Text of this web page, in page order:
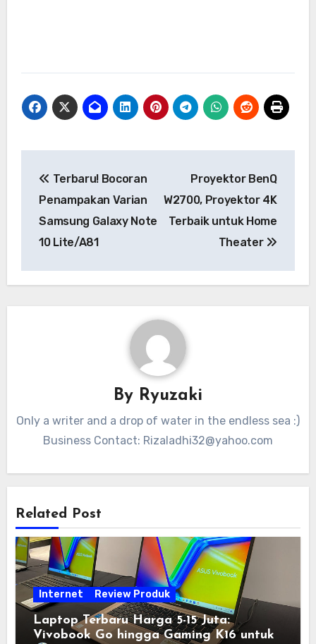
pos
Terbaru! Bocoran
Penampakan Varian
Samsung Galaxy Note
10 Lite/A81
Proyektor BenQ
W2700, Proyektor 4K
Terbaik untuk Home
Theater
By Ryuzaki
Only a writer and a drop of water in the endless sea :)
Business Contact: Rizaladhi32@yahoo.com
Related Post
Internet Review Produk
Laptop Terbaru Harga 5-15 Juta:
Vivobook Go hingga Gaming K16 untuk